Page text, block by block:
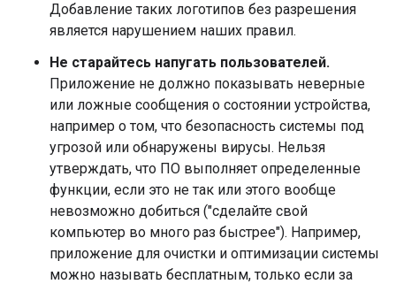
Добавление таких логотипов без разрешения
является нарушением наших правил.
Не старайтесь напугать пользователей.
Приложение не должно показывать неверные
или ложные сообщения о состоянии устройства,
например о том, что безопасность системы под
угрозой или обнаружены вирусы. Нельзя
утверждать, что ПО выполняет определенные
функции, если это не так или этого вообще
невозможно добиться ("сделайте свой
компьютер во много раз быстрее"). Например,
приложение для очистки и оптимизации системы
можно называть бесплатным, только если за